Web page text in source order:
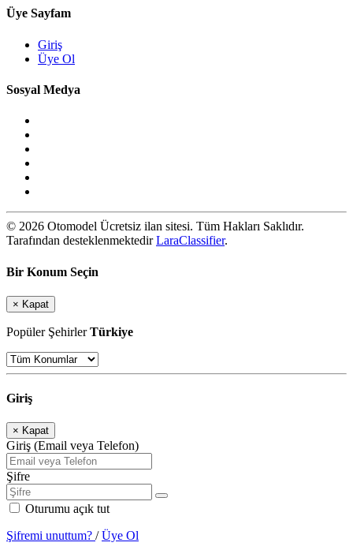
Üye Sayfam
Giriş
Üye Ol
Sosyal Medya
© 2026 Otomodel Ücretsiz ilan sitesi. Tüm Hakları Saklıdır.
Tarafından desteklenmektedirLaraClassifier.
Bir Konum Seçin
× Kapat
Popüler ŞehirlerTürkiye
Giriş
× Kapat
Giriş (Email veya Telefon)
Şifre
Oturumu açık tut
Şifremi unuttum? /Üye Ol